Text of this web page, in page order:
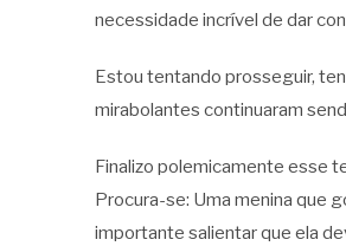
necessidade incrível de dar
Estou tentando prosseguir,
mirabolantes continuaram
Finalizo polemicamente esse
Procura-se: Uma menina que
importante salientar que ela